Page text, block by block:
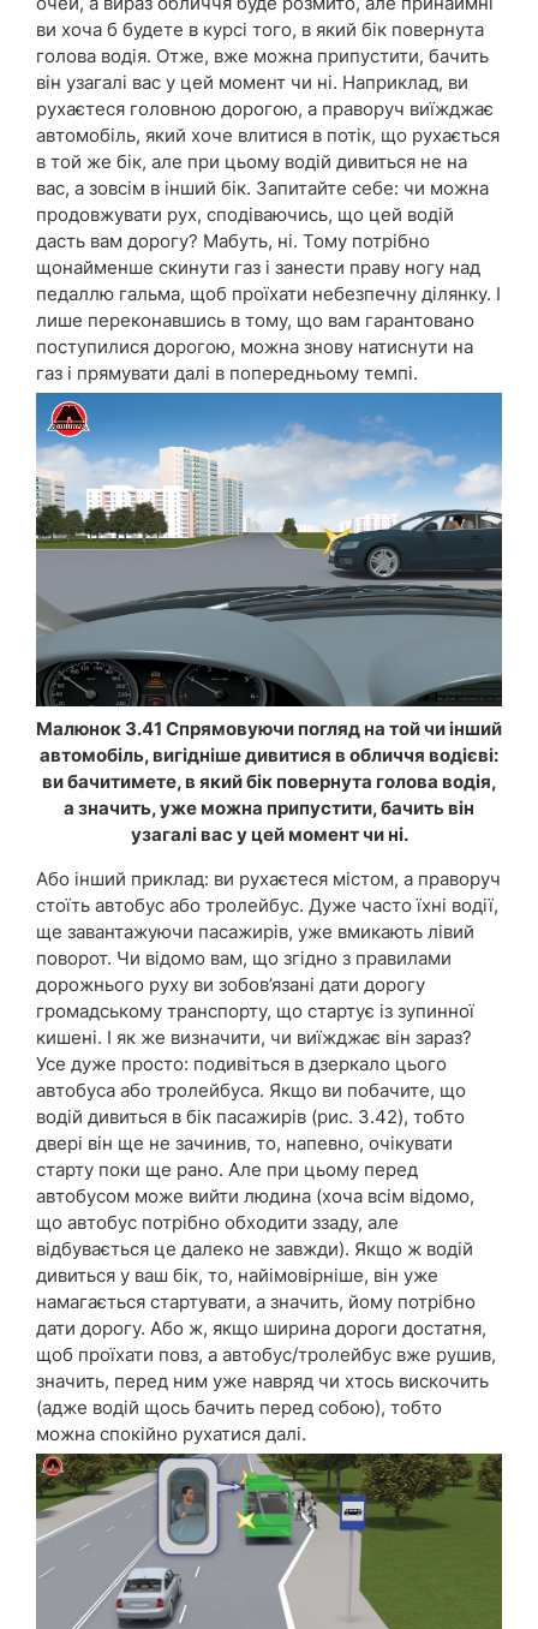
ви хоча б будете в курсі того, в який бік повернута
голова водія. Отже, вже можна припустити, бачить
він узагалі вас у цей момент чи ні. Наприклад, ви
рухаєтеся головною дорогою, а праворуч виїжджає
автомобіль, який хоче влитися в потік, що рухається
в той же бік, але при цьому водій дивиться не на
вас, а зовсім в інший бік. Запитайте себе: чи можна
продовжувати рух, сподіваючись, що цей водій
дасть вам дорогу? Мабуть, ні. Тому потрібно
щонайменше скинути газ і занести праву ногу над
педаллю гальма, щоб проїхати небезпечну ділянку. І
лише переконавшись в тому, що вам гарантовано
поступилися дорогою, можна знову натиснути на
газ і прямувати далі в попередньому темпі.
Малюнок 3.41 Спрямовуючи погляд на той чи інший
автомобіль, вигідніше дивитися в обличчя водієві:
ви бачитимете, в який бік повернута голова водія,
а значить, уже можна припустити, бачить він
узагалі вас у цей момент чи ні.
Або інший приклад: ви рухаєтеся містом, а праворуч
стоїть автобус або тролейбус. Дуже часто їхні водії,
ще завантажуючи пасажирів, уже вмикають лівий
поворот. Чи відомо вам, що згідно з правилами
дорожнього руху ви зобов’язані дати дорогу
громадському транспорту, що стартує із зупинної
кишені. І як же визначити, чи виїжджає він зараз?
Усе дуже просто: подивіться в дзеркало цього
автобуса або тролейбуса. Якщо ви побачите, що
водій дивиться в бік пасажирів (рис. 3.42), тобто
двері він ще не зачинив, то, напевно, очікувати
старту поки ще рано. Але при цьому перед
автобусом може вийти людина (хоча всім відомо,
що автобус потрібно обходити ззаду, але
відбувається це далеко не завжди). Якщо ж водій
дивиться у ваш бік, то, найімовірніше, він уже
намагається стартувати, а значить, йому потрібно
дати дорогу. Або ж, якщо ширина дороги достатня,
щоб проїхати повз, а автобус/тролейбус вже рушив,
значить, перед ним уже навряд чи хтось вискочить
(адже водій щось бачить перед собою), тобто
можна спокійно рухатися далі.